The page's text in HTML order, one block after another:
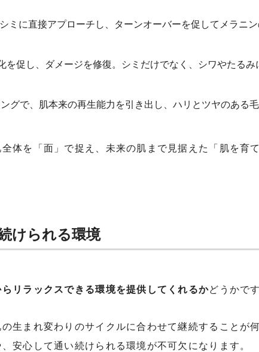
ミに直接アプローチし、ターンオーバーを促してメラニ
を促し、ダメージを修復。シミだけでなく、シワやたるみ
グで、肌本来の再生能力を引き出し、ハリとツヤのある
体を「面」で捉え、未来の肌まで見据えた「肌を育
けられる環境
リラックスできる環境を提供してくれるかどうかです
生まれ変わりのサイクルに合わせて継続することが
安心して通い続けられる環境が不可欠になります。